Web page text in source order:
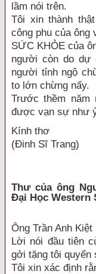
lầm nói trên.
Tôi xin thành
công phu của ông
SỨC KHỎE của
người còn do dự
người tỉnh ngộ
to lớn chừng nấy.
Trước thềm năm
được vạn sự như
Kính thơ
(Đinh Sĩ Trang)
Thư của ông
Đại Học Western
Ông Trần Anh
Lời nói đầu tiên
gởi tặng tôi quyển
Tôi xin xác định